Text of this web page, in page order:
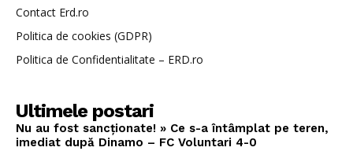
Contact Erd.ro
Politica de cookies (GDPR)
Politica de Confidentialitate – ERD.ro
Ultimele postari
Nu au fost sancționate! » Ce s-a întâmplat pe teren,
imediat după Dinamo – FC Voluntari 4-0